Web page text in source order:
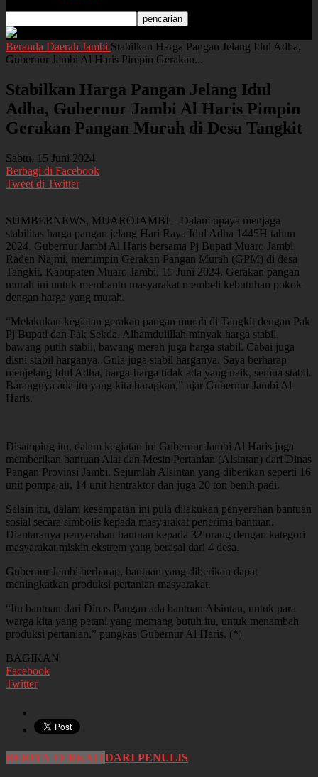
Beranda Daerah Jambi Stabilkan Harga Pangan Jelang Idul Adha,
Gubernur Jambi Al Haris Pimpin Gerakan...
Stabilkan Harga Pangan Jelang Idul
Adha, Gubernur Jambi Al Haris Pimpin
Gerakan Pangan Murah di Desa Tangkit
Sabtu, 15 Juni 2024
Berbagi di Facebook
Tweet di Twitter
SUMBERNEWS, MUAROJAMBI – Dalam upaya menjaga
stabilitas harga pangan jelang Hari Raya Idul Adha 1445H tahun
2024. Gubernur Jambi Al Haris bersama Pj Bupati Muaro Jambi
Raden Najmi, memimpin Gerakan Pangan Murah (GPM) di desa
Tangkit, Kabupaten Muaro Jambi, 15 Juni 2024. Gerakan pangan
murah ini untuk membantu masyarakat membeli kebutuhan pokok
dengan harga yang murah.
“Melakukan kegiatan gerakan pangan murah di Tangkit dengan Pak
Pj Bupati dan Pak Sekda. Alhamdulillah minyak harga stabil,
bawang putih stabil, bawang merah juga harga stabil. Cabai juga
disni stabil harganya. Gula juga stabil harganya. Saya berharap
menjelang Idul Adha, harga-harga tidak ada yang naik, semua stabil.
Barangnya ada itu yang kita harapkan,” ujar Gubernur Jambi Al
Haris.
Disamping itu, dalam kegiatan ini Gubernur Jambi Al Haris juga
memberikan bantuan Alat dan Mesin Pertanian (Alsintan) dari Dinas
Pangan Provinsi Jambi. Sejumlah Alsintan yang diberikan seperti 16
unit pompa air, 14 unit hentraktor dan juga 20 ton benih padi.
Selain itu, dalam kesempatan ini pula dilakukan penyerahan bantuan
sosial secara simbolis kepada masyarakat penerima bantuan.
Diantaranya penyerahan bantuan kepada 32 orang dengan kategori
masyarakat miskin ekstrem yang berasal dari 4 desa.
Gubernur Jambi berharap, bantuan yang diberikan dapat
meningkatkan produksi pertanian masyarakat.
“Itu bantuan dari Dinas Pangan ada bantuan Alsintan, untuk para
warga kita yang petani yang memang butuh itu, untuk menambah
produksi pertanian,” pungkas Gubernur Al Haris. (*)
BAGIKAN
Facebook
Twitter
BERITA TERKAITDARI PENULIS